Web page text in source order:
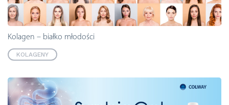
Kolagen – białko młodości
KOLAGENY